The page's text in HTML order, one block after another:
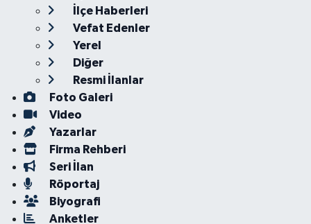
İlçe Haberleri
Vefat Edenler
Yerel
Diğer
Resmi İlanlar
Foto Galeri
Video
Yazarlar
Firma Rehberi
Seri İlan
Röportaj
Biyografi
Anketler